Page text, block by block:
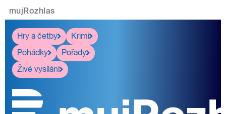
mujRozhlas
Hry a četby
Krimi
Pohádky
Pořady
Živé vysílání